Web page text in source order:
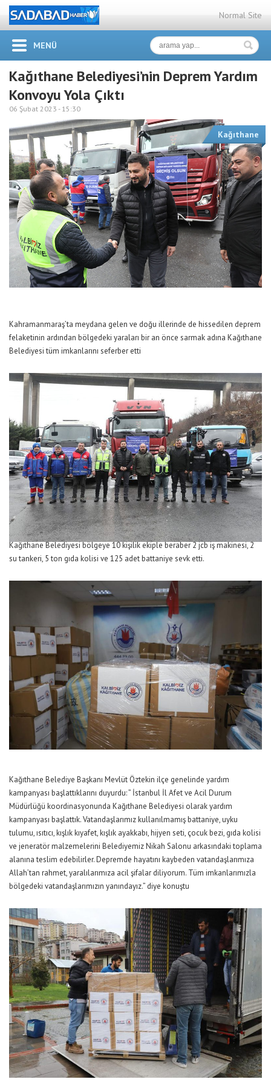
Normal Site
MENÜ
Kağıthane Belediyesi’nin Deprem Yardım
Konvoyu Yola Çıktı
06 Şubat 2023 - 15:30
Kağıthane
Kahramanmaraş’ta meydana gelen ve doğu illerinde de hissedilen deprem
felaketinin ardından bölgedeki yaraları bir an önce sarmak adına Kağıthane
Belediyesi tüm imkanlarını seferber etti
Kağıthane Belediyesi bölgeye 10 kişilik ekiple beraber 2 jcb iş makinesi, 2
su tankeri, 5 ton gıda kolisi ve 125 adet battaniye sevk etti.
Kağıthane Belediye Başkanı Mevlüt Öztekin ilçe genelinde yardım
kampanyası başlattıklarını duyurdu: ” İstanbul İl Afet ve Acil Durum
Müdürlüğü koordinasyonunda Kağıthane Belediyesi olarak yardım
kampanyası başlattık. Vatandaşlarımız kullanılmamış battaniye, uyku
tulumu, ısıtıcı, kışlık kıyafet, kışlık ayakkabı, hijyen seti, çocuk bezi, gıda kolisi
ve jeneratör malzemelerini Belediyemiz Nikah Salonu arkasındaki toplama
alanına teslim edebilirler. Depremde hayatını kaybeden vatandaşlarımıza
Allah’tan rahmet, yaralılarımıza acil şifalar diliyorum. Tüm imkanlarımızla
bölgedeki vatandaşlarımızın yanındayız.” diye konuştu